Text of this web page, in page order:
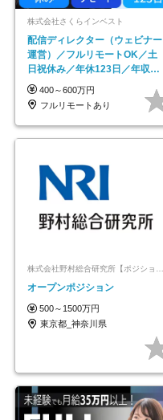
株式会社さくらインベスト
配信ディレクター（ウェビナー
運営）／フルリモートOK／土
日祝休み／年休123日／年収
600万円可
400～600万円
フルリモートあり
オープンポジション
500～1500万円
東京都_神奈川県